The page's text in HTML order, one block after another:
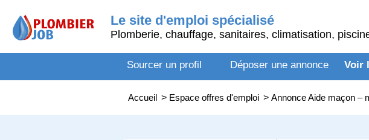
Le site d'emploi spécialisé
Plomberie, chauffage, sanitaires, climatisation,
Sourcer un profil Déposer une annonce Voir
Accueil > Espace offres d'emploi > Annonce Aide maçon –